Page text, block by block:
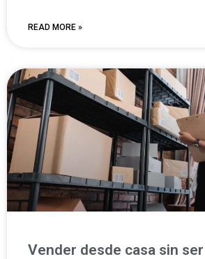
READ MORE »
Vender desde casa sin ser